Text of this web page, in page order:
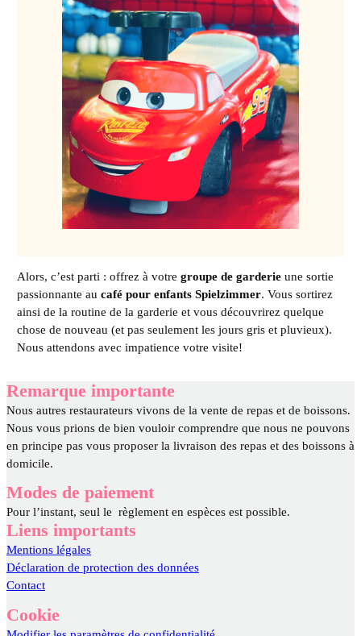
Alors, c’est parti : offrez à votregroupe de garderie une sortie
passionnante aucafé pour enfants Spielzimmer. Vous sortirez
ainsi de la routine de la garderie et vous découvrirez quelque
chose de nouveau (et pas seulement les jours gris et pluvieux).
Nous attendons avec impatience votre visite!
Remarque importante
Nous autres restaurateurs vivons de la vente de repas et de boissons.
Nous vous prions de bien vouloir comprendre que nous ne pouvons
en principe pas vous proposer la livraison des repas et des boissons à
domicile.
Modes de paiement
Pour l’instant, seul le règlement en espèces est possible.
Liens importants
Mentions légales
Déclaration de protection des données
Contact
Cookie